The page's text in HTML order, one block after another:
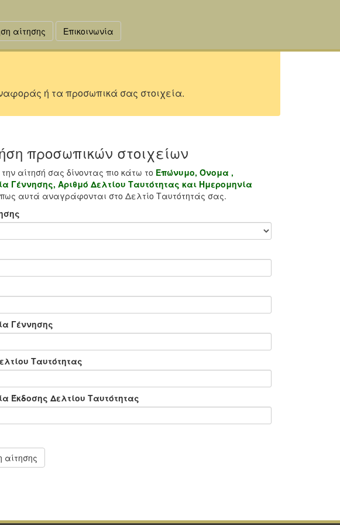
αίτησης Επικοινωνία
ή τα προσωπικά σας στοιχεία.
προσωπικών στοιχείων
αίτησή σας δίνοντας πιο κάτω το Επώνυμο, Όνομα ,
Γέννησης, Αριθμό Δελτίου Ταυτότητας και Ημερομηνία
αυτά αναγράφονται στο Δελτίο Ταυτότητάς σας.
Γέννησης
Ταυτότητας
Έκδοσης Δελτίου Ταυτότητας